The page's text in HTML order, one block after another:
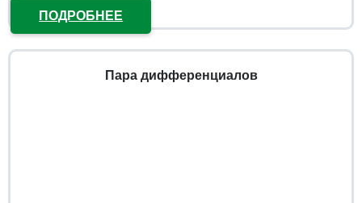
ПОДРОБНЕЕ
Пара дифференциалов